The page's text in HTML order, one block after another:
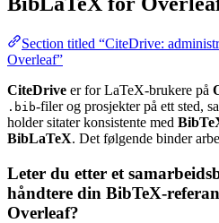
Section titled “CiteDrive:
Overleaf”
CiteDrive er for LaTeX-brukere på
.bib-filer og prosjekter på ett sted,
holder sitater konsistente med
BibLaTeX. Det følgende binder
Leter du etter et
håndtere din BibTeX-
Overleaf?